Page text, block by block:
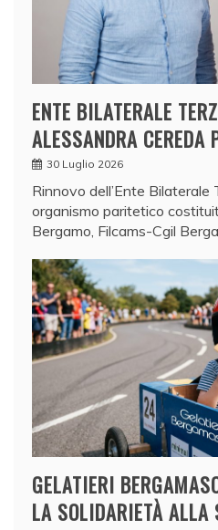
ENTE BILATERALE
ALESSANDRA CEREDA
30 Luglio 2026
Rinnovo dell’Ente Bilaterale
organismo paritetico
Bergamo, Filcams-Cgil
GELATIERI
LA SOLIDARIETÀ ALLA